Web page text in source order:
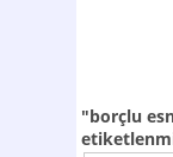
"borçlu